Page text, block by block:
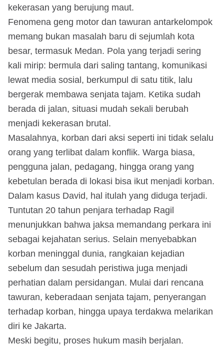
kekerasan yang berujung maut.
Fenomena geng motor dan tawuran antarkelompok
memang bukan masalah baru di sejumlah kota
besar, termasuk Medan. Pola yang terjadi sering
kali mirip: bermula dari saling tantang, komunikasi
lewat media sosial, berkumpul di satu titik, lalu
bergerak membawa senjata tajam. Ketika sudah
berada di jalan, situasi mudah sekali berubah
menjadi kekerasan brutal.
Masalahnya, korban dari aksi seperti ini tidak selalu
orang yang terlibat dalam konflik. Warga biasa,
pengguna jalan, pedagang, hingga orang yang
kebetulan berada di lokasi bisa ikut menjadi korban.
Dalam kasus David, hal itulah yang diduga terjadi.
Tuntutan 20 tahun penjara terhadap Ragil
menunjukkan bahwa jaksa memandang perkara ini
sebagai kejahatan serius. Selain menyebabkan
korban meninggal dunia, rangkaian kejadian
sebelum dan sesudah peristiwa juga menjadi
perhatian dalam persidangan. Mulai dari rencana
tawuran, keberadaan senjata tajam, penyerangan
terhadap korban, hingga upaya terdakwa melarikan
diri ke Jakarta.
Meski begitu, proses hukum masih berjalan.